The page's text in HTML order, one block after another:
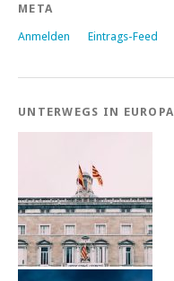
META
Anmelden Eintrags-Feed
UNTERWEGS IN EUROPA